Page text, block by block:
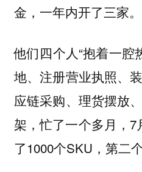
金，一年内开了三家。
他们四个人“抱着一腔
地、注册营业执照、
应链采购、理货摆放
架，忙了一个多月，
了1000个SKU，第二